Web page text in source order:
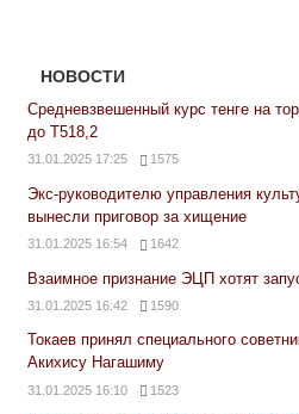
НОВОСТИ
Средневзвешенный курс тенге на
до Т518,2
31.01.2025 17:25 1575
Экс-руководителю управления
вынесли приговор за хищение
31.01.2025 16:54 1642
Взаимное признание ЭЦП хотят
31.01.2025 16:42 1590
Токаев принял специального
Акихису Нагашиму
31.01.2025 16:10 1523